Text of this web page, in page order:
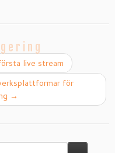
live stream
för
→